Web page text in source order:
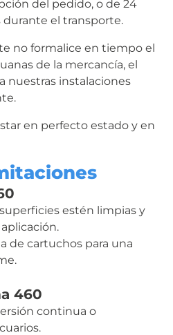
del pedido, o de 24
durante el transporte.
no formalice en tiempo el
de la mercancía, el
nuestras instalaciones
en perfecto estado y en
estén limpias y
de cartuchos para una
460
continua o